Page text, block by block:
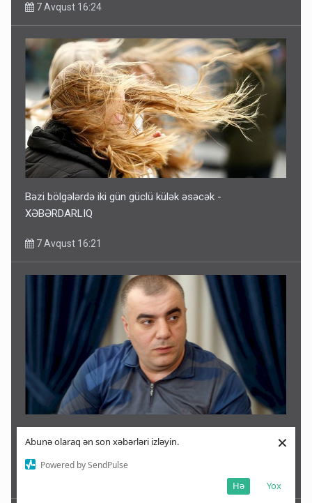
Abunə olaraq ən son xəbərləri izləyin.
Powered by SendPulse
Yox
Hə
×
7 Avqust 16:24
Bəzi bölgələrdə iki gün güclü külək əsəcək -
XƏBƏRDARLIQ
7 Avqust 16:21
Azadlığa çıxır?